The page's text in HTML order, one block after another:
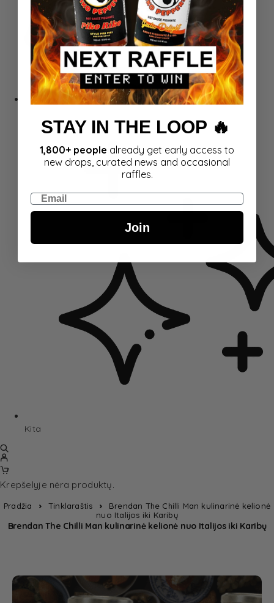
Dovanų kortelės
Kita
Krepšelyje nėra produktų.
Pradžia Tinklaraštis
Brendan The Chilli Man kulinarinė kelionė
nuo Italijos iki Karibų
Brendan The Chilli Man kulinarinė kelionė nuo Italijos iki Karibų
STAY IN THE LOOP 🔥
1,800+ people already get early access to
new drops, curated news and occasional
raffles.
Email
Join